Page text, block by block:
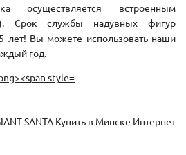
осуществляется встроенным
Срок службы надувных фигур
лет! Вы можете использовать наши
год.
SANTA Купить в Минске Интернет